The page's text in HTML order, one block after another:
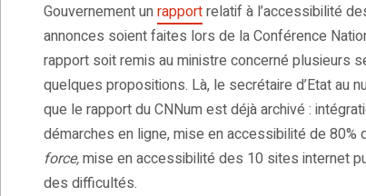
Gouvernement unrapportrelatif à l’accessibilité
annonces soient faites lors de la Conférence
rapport soit remis au ministre concerné plusieurs
quelques propositions. Là, le secrétaire d’Etat au
que le rapport du CNNum est déjà archivé :
démarches en ligne, mise en accessibilité de 80%
force,mise en accessibilité des 10 sites internet
des difficultés.